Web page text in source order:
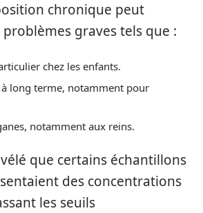
chronique peut
graves tels que :
chez les enfants.
à long terme, notamment pour
notamment aux reins.
que certains échantillons
des concentrations
les seuils